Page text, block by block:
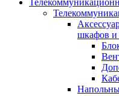
шкафов и